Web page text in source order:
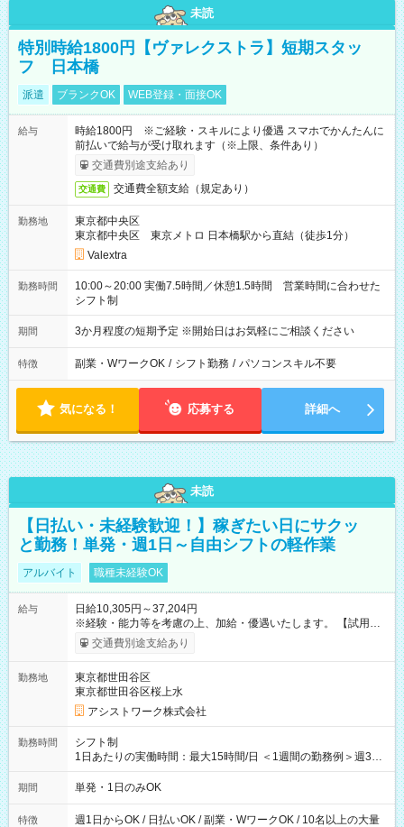
未読
特別時給1800円【ヴァレクストラ】短期スタッ
フ 日本橋
派遣 ブランクOK WEB登録・面接OK
給与
時給1800円 ※ご経験・スキルにより優遇 スマホでかんたんに
前払いで給与が受け取れます（※上限、条件あり）
交通費別途支給あり
交通費 交通費全額支給（規定あり）
勤務地
東京都中央区
東京都中央区 東京メトロ 日本橋駅から直結（徒歩1分）
Valextra
勤務時間
10:00～20:00 実働7.5時間／休憩1.5時間 営業時間に合わせた
シフト制
期間 3か月程度の短期予定 ※開始日はお気軽にご相談ください
特徴 副業・WワークOK / シフト勤務 / パソコンスキル不要
気になる！ 応募する 詳細へ
未読
【日払い・未経験歓迎！】稼ぎたい日にサクッ
と勤務！単発・週1日～自由シフトの軽作業
アルバイト 職種未経験OK
給与
日給10,305円～37,204円
※経験・能力等を考慮の上、加給・優遇いたします。 【試用期
間】試用期間なし
交通費別途支給あり
勤務地
東京都世田谷区
東京都世田谷区桜上水
アシストワーク株式会社
勤務時間
シフト制
1日あたりの実働時間：最大15時間/日 ＜1週間の勤務例＞週3回
勤務 勤務：月・水・金 休み：火・木・土・日 好きな時にお仕事
可能です！ ※1日あたりの最大実働時間は日勤、夜勤共に勤務し
期間 単発・1日のみOK
特徴
週1日からOK / 日払いOK / 副業・WワークOK / 10名以上の大量